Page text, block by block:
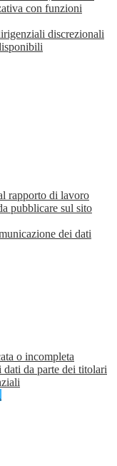
con funzioni
discrezionali
rapporto di lavoro
pubblicare sul sito
dei dati
o incompleta
dati da parte dei titolari